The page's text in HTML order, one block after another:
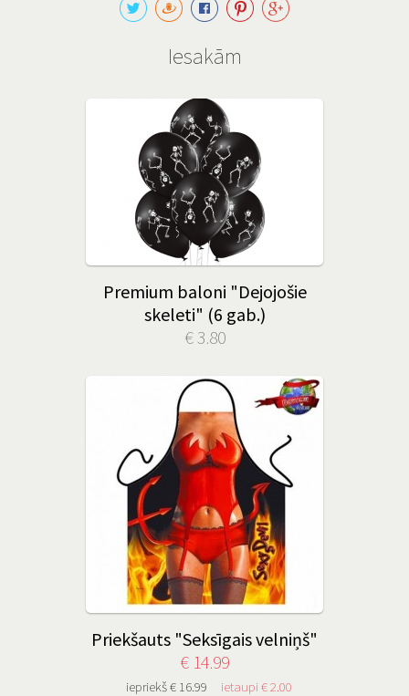
Iesakām
Premium baloni "Dejojošie
skeleti" (6 gab.)
€ 3.80
Priekšauts "Seksīgais velniņš"
€ 14.99
iepriekš € 16.99 ietaupi € 2.00